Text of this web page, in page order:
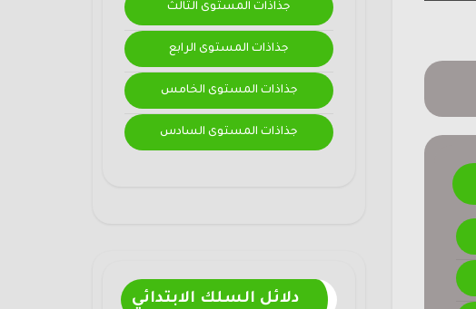
جذاذات المستوى الثالث
جذاذات المستوى الرابع
جذاذات المستوى الخامس
جذاذات المستوى السادس
دلائل السلك الابتدائي